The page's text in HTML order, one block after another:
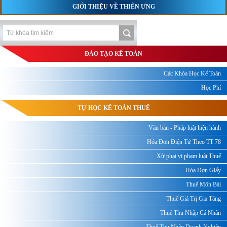
GIỚI THIỆU VỀ THIÊN ƯNG
ĐÀO TẠO KẾ TOÁN
Các Khóa Học Kế Toán
Học Phí
TỰ HỌC KẾ TOÁN THUẾ
Văn bản - Pháp luật hiện hành
Hóa Đơn Điện Tử Theo TT 78
Xử phạt vi phạm luật Thuế
Hóa Đơn Giấy
Thuế Môn Bài
Thuế Giá Trị Gia Tăng
Thuế Thu Nhập Cá Nhân